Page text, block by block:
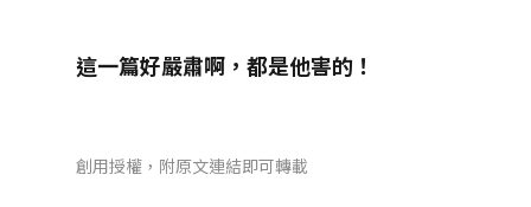
這一篇好嚴肅啊，都是他害的！
創用授權，附原文連結即可轉載